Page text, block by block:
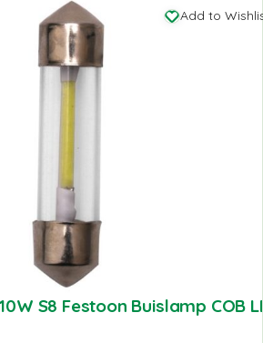
Add to
S8 Festoon Buislamp COB